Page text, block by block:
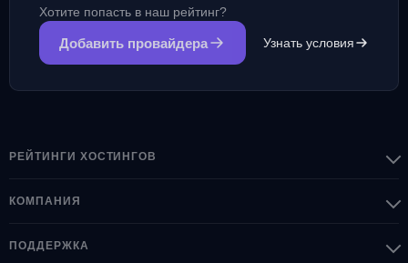
Хотите попасть в наш рейтинг?
Добавить провайдера Узнать условия
РЕЙТИНГИ ХОСТИНГОВ
КОМПАНИЯ
ПОДДЕРЖКА